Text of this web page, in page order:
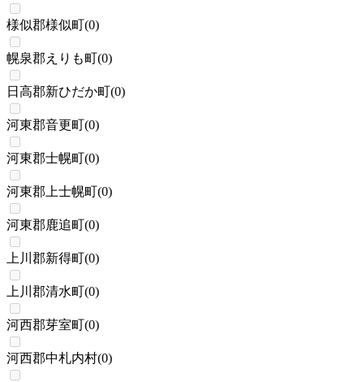
様似郡様似町(0)
幌泉郡えりも町(0)
日高郡新ひだか町(0)
河東郡音更町(0)
河東郡士幌町(0)
河東郡上士幌町(0)
河東郡鹿追町(0)
上川郡新得町(0)
上川郡清水町(0)
河西郡芽室町(0)
河西郡中札内村(0)